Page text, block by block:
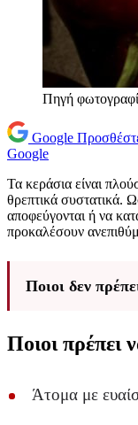
Πηγή
Google
Google
Τα κεράσια είναι
θρεπτικά συστατικά.
αποφεύγονται ή να
προκαλέσουν
Ποιοι δεν
Ποιοι πρέπει
Άτομα με